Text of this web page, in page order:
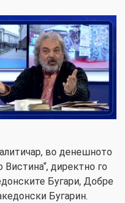
во денешното
директно го
Бугари, Добре
Бугарин.